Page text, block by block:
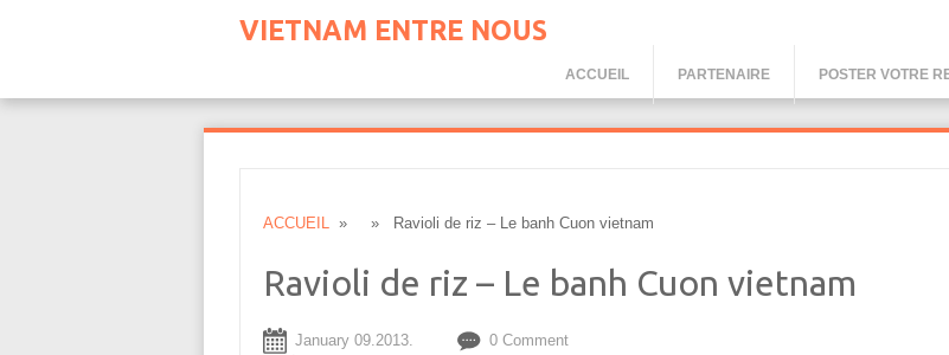
VIETNAM ENTRE NOUS
ACCUEIL PARTENAIRE POSTER VOTRE
ACCUEIL» » Ravioli de riz – Le banh Cuon vietnam
Ravioli de riz – Le banh Cuon vietnam
January 09.2013.
0 Comment